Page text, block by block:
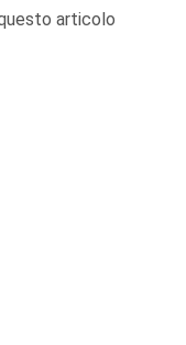
articolo